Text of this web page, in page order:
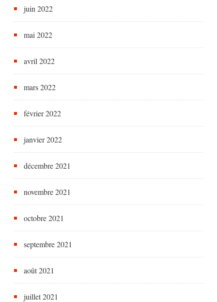
juin 2022
mai 2022
avril 2022
mars 2022
février 2022
janvier 2022
décembre 2021
novembre 2021
octobre 2021
septembre 2021
août 2021
juillet 2021